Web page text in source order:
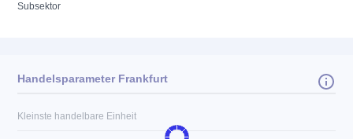
Subsektor
Handelsparameter Frankfurt
Kleinste handelbare Einheit